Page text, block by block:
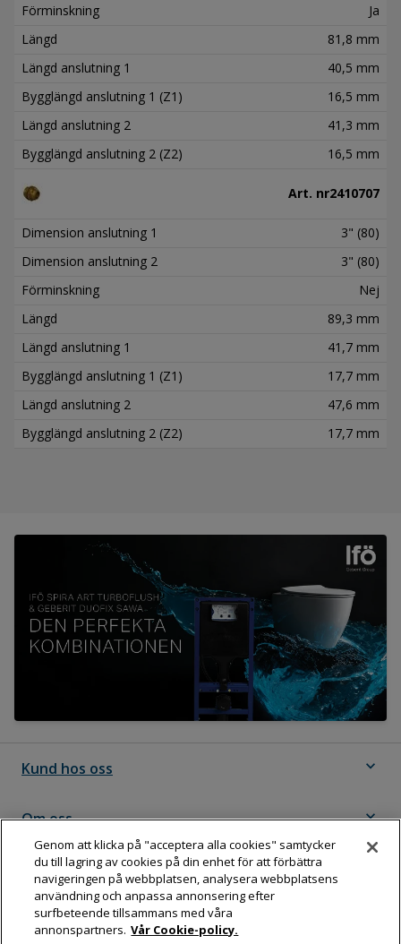
Förminskning
Ja
Längd
81,8 mm
Längd anslutning 1
40,5 mm
Bygglängd anslutning 1 (Z1)
16,5 mm
Längd anslutning 2
41,3 mm
Bygglängd anslutning 2 (Z2)
16,5 mm
Art. nr2410707
Dimension anslutning 1
3" (80)
Dimension anslutning 2
3" (80)
Förminskning
Nej
Längd
89,3 mm
Längd anslutning 1
41,7 mm
Bygglängd anslutning 1 (Z1)
17,7 mm
Längd anslutning 2
47,6 mm
Bygglängd anslutning 2 (Z2)
17,7 mm
Kund hos oss expand_more
Om oss expand_more
Följ Dahl
Genom att klicka på "acceptera alla cookies" samtycker
du till lagring av cookies på din enhet för att förbättra
navigeringen på webbplatsen, analysera webbplatsens
användning och anpassa annonsering efter
surfbeteende tillsammans med våra
annonspartners. Vår Cookie-policy.